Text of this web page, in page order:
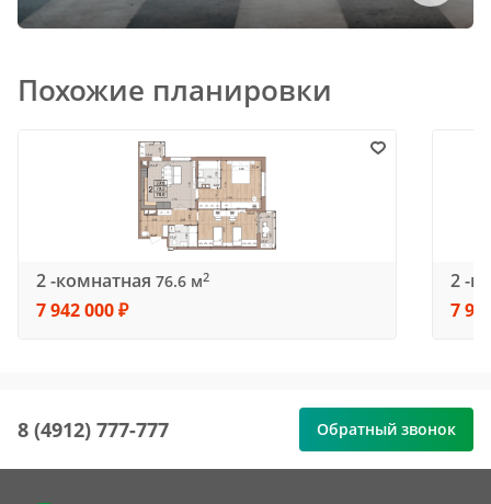
Похожие планировки
2 -комнатная 76.6 м2
7 942 000 ₽
2 -
7
8 (4912) 777-777 Обратный звонок